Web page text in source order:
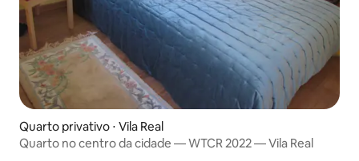
Quarto privativo ⋅ Vila Real
Quarto no centro da cidade — WTCR 2022 — Vila Real